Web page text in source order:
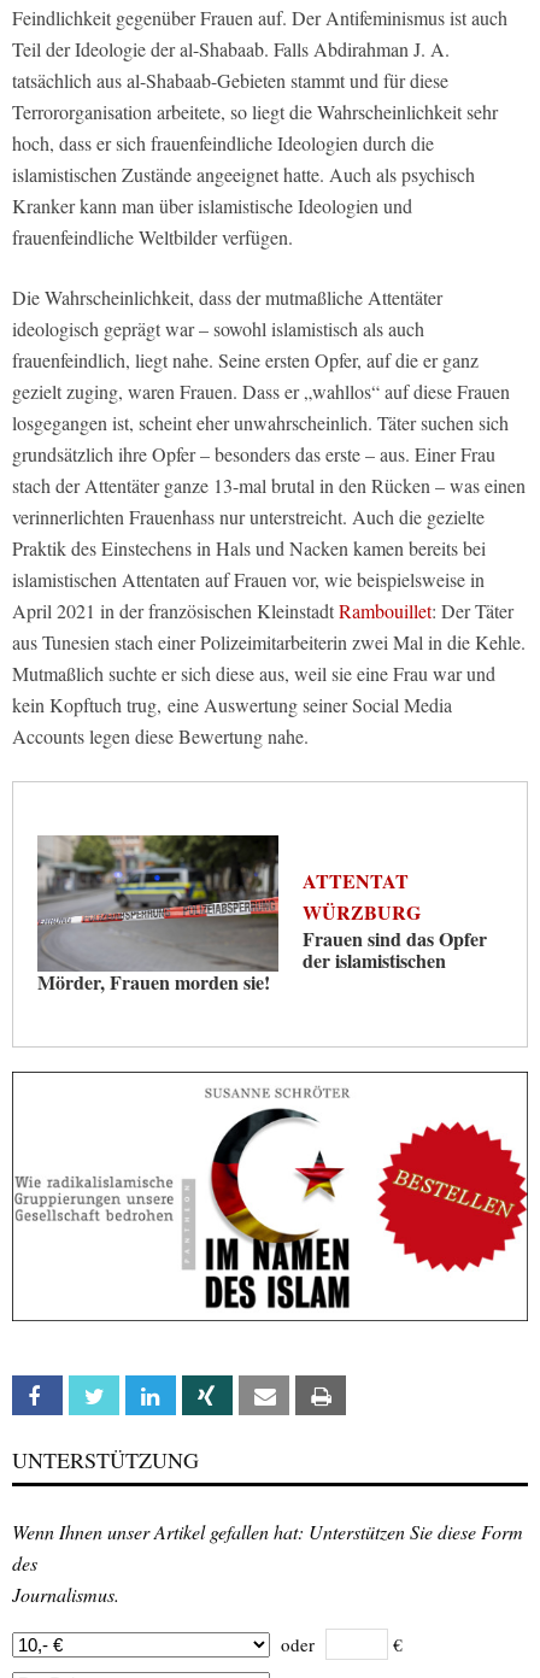
Feindlichkeit gegenüber Frauen auf. Der Antifeminismus ist auch
Teil der Ideologie der al-Shabaab. Falls Abdirahman J. A.
tatsächlich aus al-Shabaab-Gebieten stammt und für diese
Terrororganisation arbeitete, so liegt die Wahrscheinlichkeit sehr
hoch, dass er sich frauenfeindliche Ideologien durch die
islamistischen Zustände angeeignet hatte. Auch als psychisch
Kranker kann man über islamistische Ideologien und
frauenfeindliche Weltbilder verfügen.
Die Wahrscheinlichkeit, dass der mutmaßliche Attentäter
ideologisch geprägt war – sowohl islamistisch als auch
frauenfeindlich, liegt nahe. Seine ersten Opfer, auf die er ganz
gezielt zuging, waren Frauen. Dass er „wahllos“ auf diese Frauen
losgegangen ist, scheint eher unwahrscheinlich. Täter suchen sich
grundsätzlich ihre Opfer – besonders das erste – aus. Einer Frau
stach der Attentäter ganze 13-mal brutal in den Rücken – was einen
verinnerlichten Frauenhass nur unterstreicht. Auch die gezielte
Praktik des Einstechens in Hals und Nacken kamen bereits bei
islamistischen Attentaten auf Frauen vor, wie beispielsweise in
April 2021 in der französischen KleinstadtRambouillet: Der Täter
aus Tunesien stach einer Polizeimitarbeiterin zwei Mal in die Kehle.
Mutmaßlich suchte er sich diese aus, weil sie eine Frau war und
kein Kopftuch trug, eine Auswertung seiner Social Media
Accounts legen diese Bewertung nahe.
ATTENTAT
WÜRZBURG
Frauen sind das Opfer
der islamistischen
Mörder, Frauen morden sie!
Facebook Twitter Linkedin Xing Email
UNTERSTÜTZUNG
Wenn Ihnen unser Artikel gefallen hat: Unterstützen Sie diese Form
des
Journalismus.
oder €